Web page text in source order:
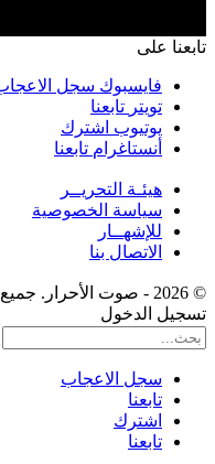
تابعنا على
فايسبوك سجل
تويتر تابعنا
يوتيوب اشترك
أنستاغرام تابعنا
هيئـة التحريــر
سياسة الخصوصية
للإشهــار
الاتصال بنا
© 2026 - صوت الأحرار. جميع الحقوق محفوظة.
تسجيل الدخول
سجل الاعجاب
تابعنا
اشترك
تابعنا